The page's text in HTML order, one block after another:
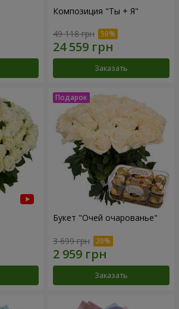
Композиция "Ты + Я"
49 118 грн
Заказать
Букет "Очей очарованье"
3 699 грн
Заказать